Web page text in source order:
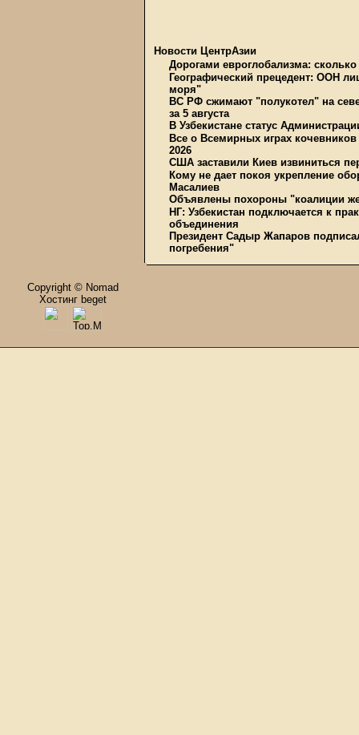
Новости ЦентрАзии
Дорогами евроглобализма:
Географический прецедент: ООН
моря"
ВС РФ сжимают "полукотел" на
за 5 августа
В Узбекистане статус
Все о Всемирных играх
2026
США заставили Киев извиниться
Кому не дает покоя укрепление
Масалиев
Объявлены похороны "коалиции
НГ: Узбекистан подключается к
объединения
Президент Садыр Жапаров
погребения"
Copyright © Nomad
Хостинг beget